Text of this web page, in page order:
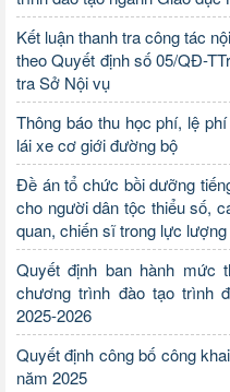
Kết luận thanh tra công tác
theo Quyết định số 05/QĐ-
tra Sở Nội vụ
Thông báo thu học phí, lệ
lái xe cơ giới đường bộ
Đề án tổ chức bồi dưỡng
cho người dân tộc thiểu số,
quan, chiến sĩ trong lực
Quyết định ban hành mức
chương trình đào tạo trình
2025-2026
Quyết định công bố công
năm 2025